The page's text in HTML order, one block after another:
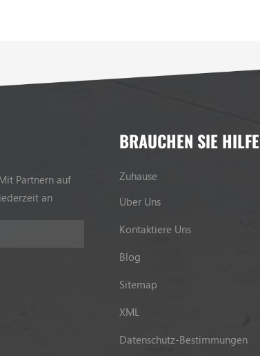
Partnern auf
an
BRAUCHEN SIE HILFE
Zuhause
Über Uns
Kontaktiere Uns
Blog
Sitemap
XML
Datenschutz-Bestimmungen